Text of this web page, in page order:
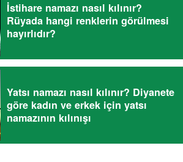
İstihare namazı nasıl kılınır?
Rüyada hangi renklerin görülmesi
hayırlıdır?
Yatsı namazı nasıl kılınır? Diyanete
göre kadın ve erkek için yatsı
namazının kılınışı